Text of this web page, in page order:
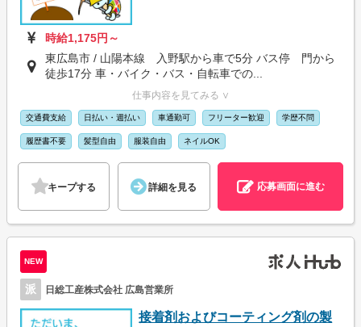
時給1,175円～
東広島市 / 山陽本線 入野駅から車で5分 バス停 門から
徒歩17分 車・バイク・バス・自転車での...
仕事内容を見てみる ∨
交通費支給 日払い・週払い 車通勤可 フリーター歓迎 学歴不問
履歴書不要 髪型自由 服装自由 ネイルOK
キープする 詳細を見る 応募画面に進む
NEW
派 日総工産株式会社 広島営業所
接着剤およびコーティング剤の製